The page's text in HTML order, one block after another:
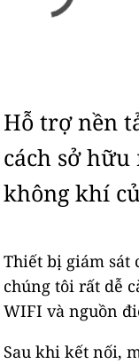
Hỗ trợ nền
cách sở
không khí
Thiết bị giám sát
chúng tôi rất dễ
WIFI và nguồn
Sau khi kết nối,